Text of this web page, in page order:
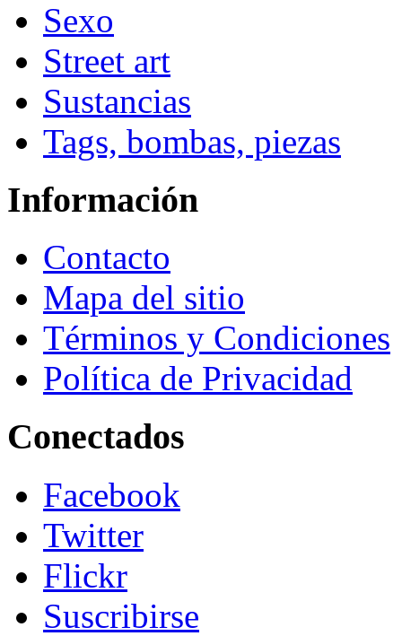
Sexo
Street art
Sustancias
Tags, bombas, piezas
Información
Contacto
Mapa del sitio
Términos y Condiciones
Política de Privacidad
Conectados
Facebook
Twitter
Flickr
Suscribirse